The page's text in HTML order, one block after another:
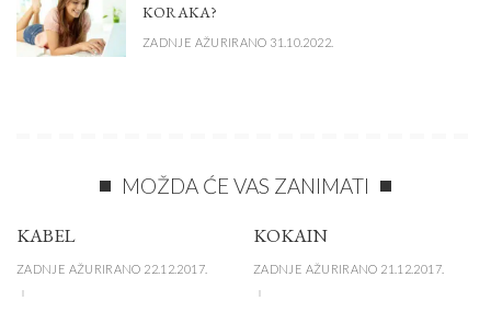
KORAKA?
ZADNJE AŽURIRANO 31.10.2022.
MOŽDA ĆE VAS ZANIMATI
KABEL
ZADNJE AŽURIRANO 22.12.2017.
KOKAIN
ZADNJE AŽURIRANO 21.12.2017.